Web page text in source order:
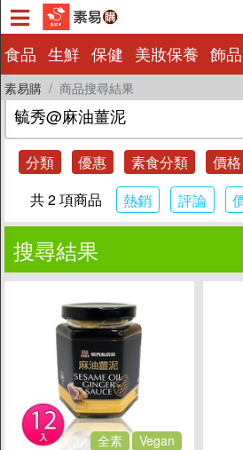
食品 生鮮 保健 美妝保養 飾品
素易購 商品搜尋結果
食品
生鮮
保健
飾品
居家百貨
寵物
量販批發
小包裝
惜福|即期
促銷
分類 優惠 素食分類 價格
共 2 項商品
熱銷 評論
搜尋結果
全素 Vegan